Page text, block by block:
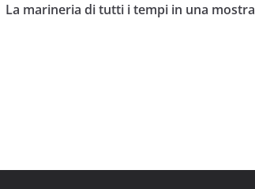
La marineria di tutti i tempi in una mostra